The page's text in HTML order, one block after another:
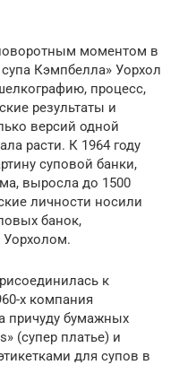
моментом в
Кэмпбелла» Уорхол
процесс,
результаты и
версий одной
расти. К 1964 году
суповой банки,
выросла до 1500
личности носили
банок,
Уорхолом.
к
х компания
причуду бумажных
(супер платье) и
для супов в